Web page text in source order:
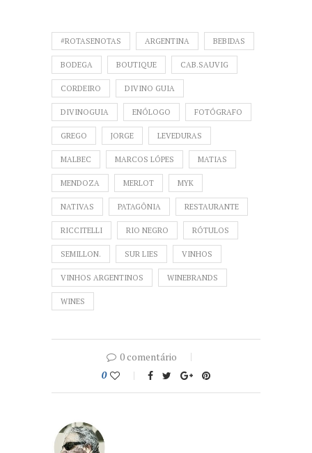
#ROTASENOTAS ARGENTINA BEBIDAS
BODEGA BOUTIQUE CAB.SAUVIG
CORDEIRO DIVINO GUIA
DIVINOGUIA ENÓLOGO FOTÓGRAFO
GREGO JORGE LEVEDURAS
MALBEC MARCOS LÓPES MATIAS
MENDOZA MERLOT MYK
NATIVAS PATAGÔNIA RESTAURANTE
RICCITELLI RIO NEGRO RÓTULOS
SEMILLON. SUR LIES VINHOS
VINHOS ARGENTINOS WINEBRANDS
WINES
0 comentário
0